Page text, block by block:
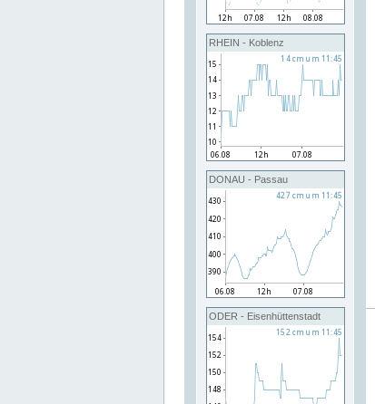
RHEIN - Koblenz
DONAU - Passau
ODER - Eisenhüttenstadt